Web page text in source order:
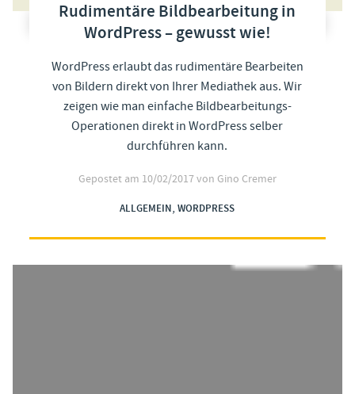
Rudimentäre Bildbearbeitung in
WordPress – gewusst wie!
WordPress erlaubt das rudimentäre Bearbeiten
von Bildern direkt von Ihrer Mediathek aus. Wir
zeigen wie man einfache Bildbearbeitungs-
Operationen direkt in WordPress selber
durchführen kann.
Gepostet am 10/02/2017von Gino Cremer
ALLGEMEIN,WORDPRESS